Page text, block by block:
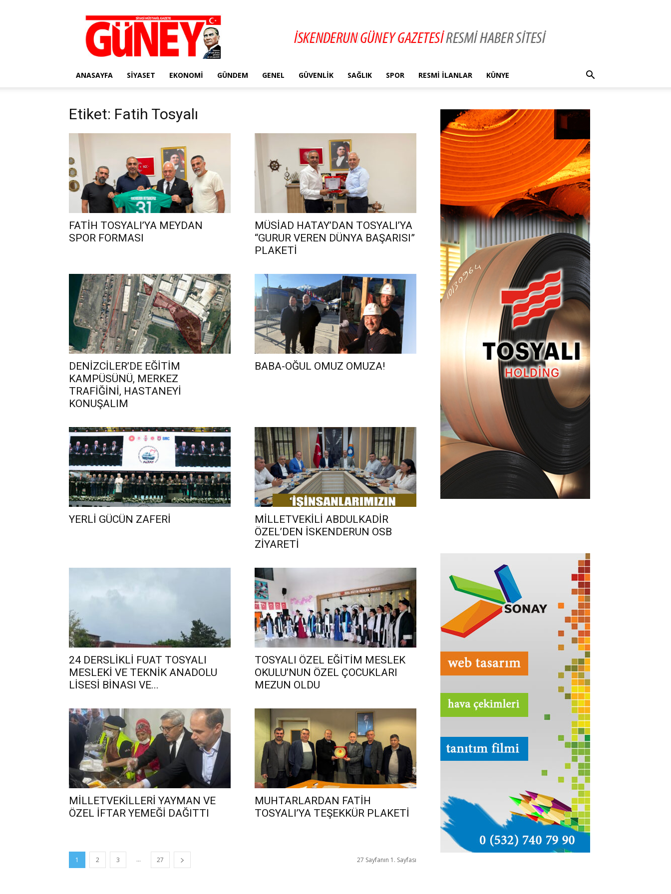
Gazete
Güney
ANASAYFA SIYASET EKONOMI GÜNDEM GENEL GÜVENLIK SAĞLIK SPOR RESMI İLANLAR KÜNYE
Etiket: Fatih Tosyalı
FATİH TOSYALI’YA MEYDAN
SPOR FORMASI
MÜSİAD HATAY’DAN TOSYALI’YA
“GURUR VEREN DÜNYA BAŞARISI”
PLAKETİ
DENİZCİLER’DE EĞİTİM
KAMPÜSÜNÜ, MERKEZ
TRAFİĞİNİ, HASTANEYİ
KONUŞALIM
BABA-OĞUL OMUZ OMUZA!
YERLİ GÜCÜN ZAFERİ
MİLLETVEKİLİ ABDULKADİR
ÖZEL’DEN İSKENDERUN OSB
ZİYARETİ
24 DERSLİKLİ FUAT TOSYALI
MESLEKİ VE TEKNİK ANADOLU
LİSESİ BİNASI VE...
TOSYALI ÖZEL EĞİTİM MESLEK
OKULU’NUN ÖZEL ÇOCUKLARI
MEZUN OLDU
MİLLETVEKİLLERİ YAYMAN VE
ÖZEL İFTAR YEMEĞİ DAĞITTI
MUHTARLARDAN FATİH
TOSYALI’YA TEŞEKKÜR PLAKETİ
1 2 3 ... 27 27 Sayfanın 1. Sayfası